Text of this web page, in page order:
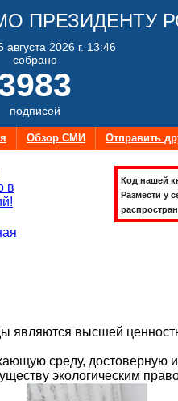
ПРЕЗИДЕНТУ
августа 2026 г. 13:46
собрано
подписей
Обзор СМИ Отправить
в
Код нашей
Размести у
являются высшей
среду, достоверную
экологическим